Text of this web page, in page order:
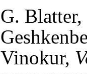
G.
Vinokur,